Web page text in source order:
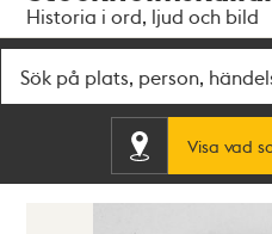
navigationen
huvudinnehållet
Historia i ord, ljud och bild
Visa vad